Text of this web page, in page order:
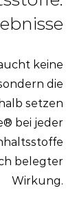
keine
die
setzen
bei jeder
belegter
Wirkung.